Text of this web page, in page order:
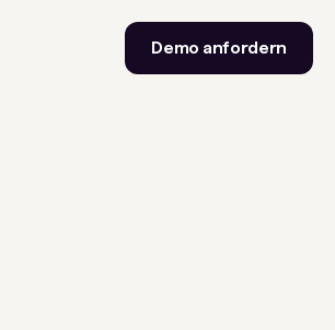
Demo anfordern